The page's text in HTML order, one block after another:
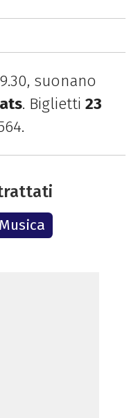
suonano
. Biglietti 23
Musica